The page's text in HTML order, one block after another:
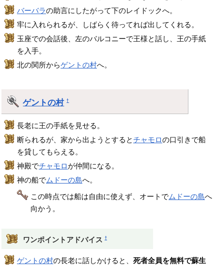
バーバラの助言にしたがって下のレイドックへ。
牢に入れられるが、しばらく待ってれば出してくれる。
玉座での会話後、左のバルコニーで王様と話し、王の手紙
を入手。
北の関所からゲントの村へ。
ゲントの村 †
長老に王の手紙を見せる。
断られるが、家から出ようとするとチャモロの口引きで船
を貸してもらえる。
神殿でチャモロが仲間になる。
神の船でムドーの島へ。
この時点では船は自由に使えず、オートでムドーの島へ
向かう。
ワンポイントアドバイス †
ゲントの村の長老に話しかけると、死者全員を無料で蘇生